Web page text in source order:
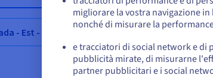
us.ovhcloud.com/
Inglese
Resta sul sito web attuale
migliorare la vostra navigazione
nonché di misurare la
e tracciatori di social network e di
pubblicità mirate, di misurarne
partner pubblicitari e i social